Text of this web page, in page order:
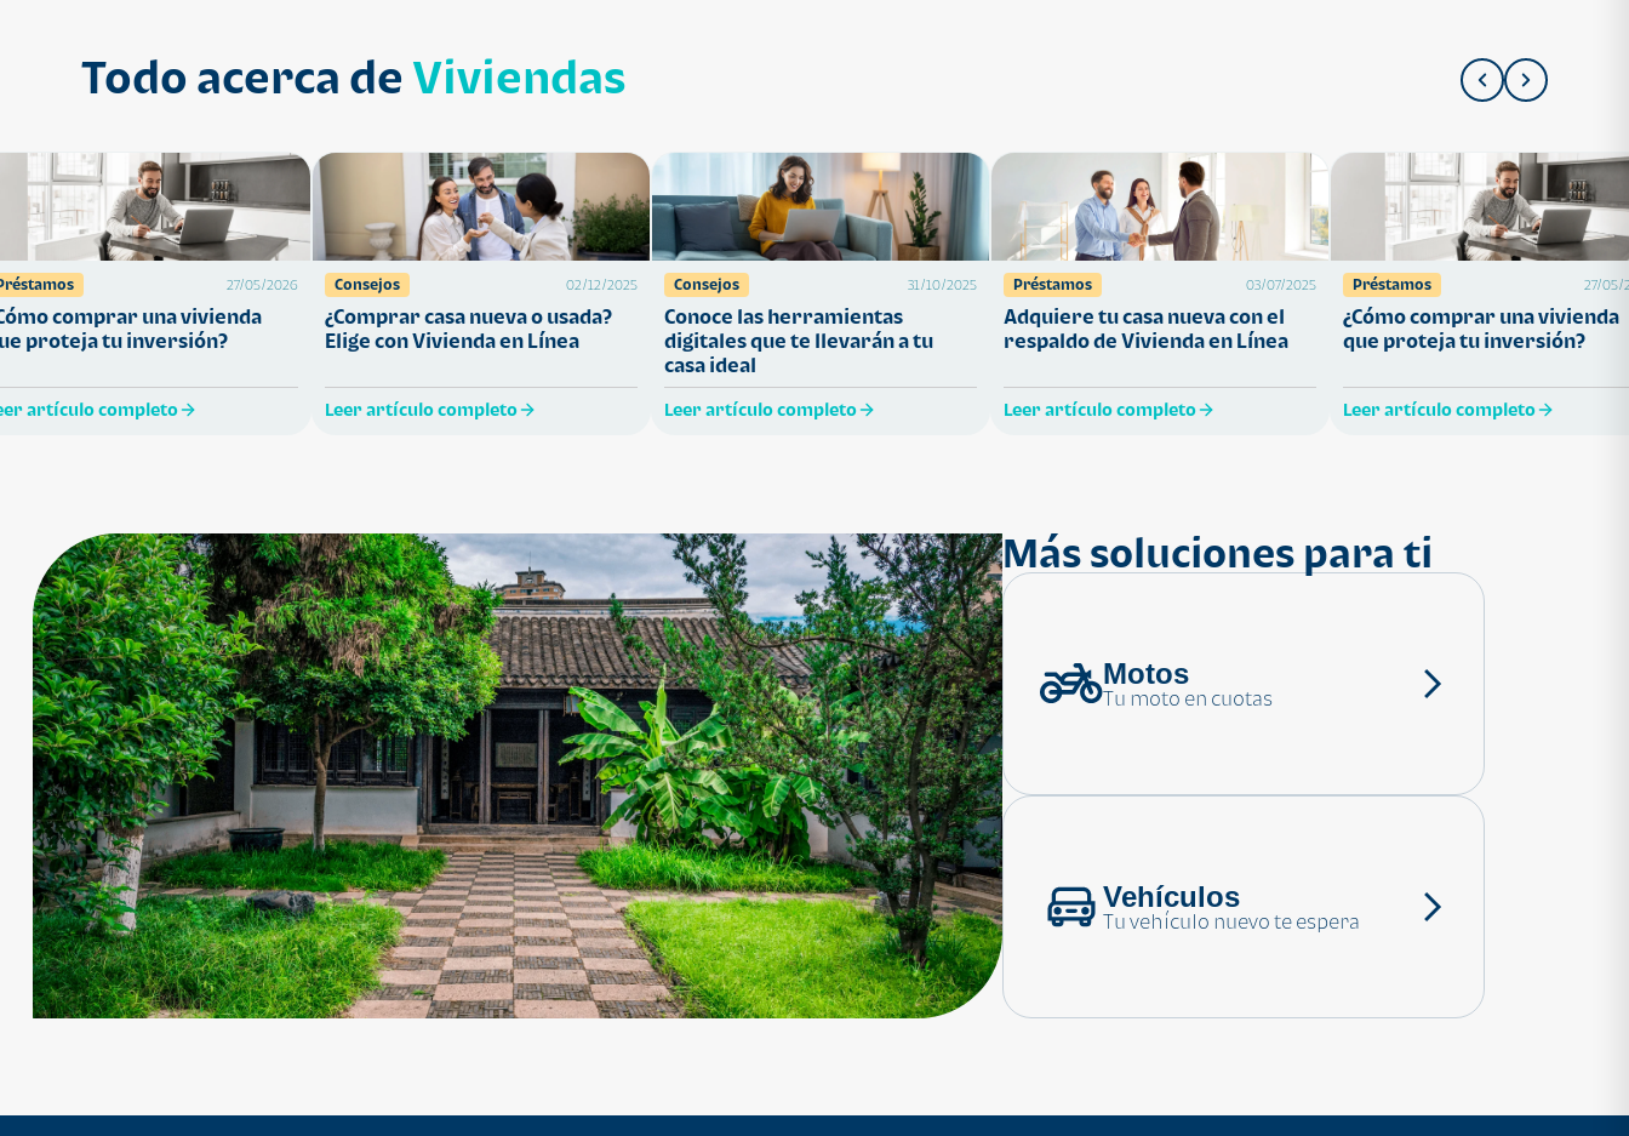
Todo acerca de Viviendas
27/05/2026
comprar una vivienda
proteja tu inversión?
artículo completo
Consejos 02/12/2025
¿Comprar casa nueva o usada?
Elige con Vivienda en Línea
Leer artículo completo
Consejos 31/10/2025
Conoce las herramientas
digitales que te llevarán a tu
casa ideal
Leer artículo completo
Préstamos 03/07/2025
Adquiere tu casa nueva con el
respaldo de Vivienda en Línea
Leer artículo completo
Préstamos 27/05/
¿Cómo comprar una vivienda
que proteja tu inversión?
Leer artículo completo
Más soluciones para ti
Motos
Tu moto en cuotas
Vehículos
Tu vehículo nuevo te espera